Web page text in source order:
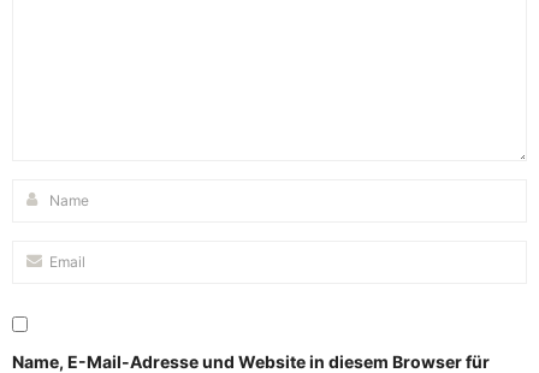
Name, E-Mail-Adresse und Website in diesem Browser für